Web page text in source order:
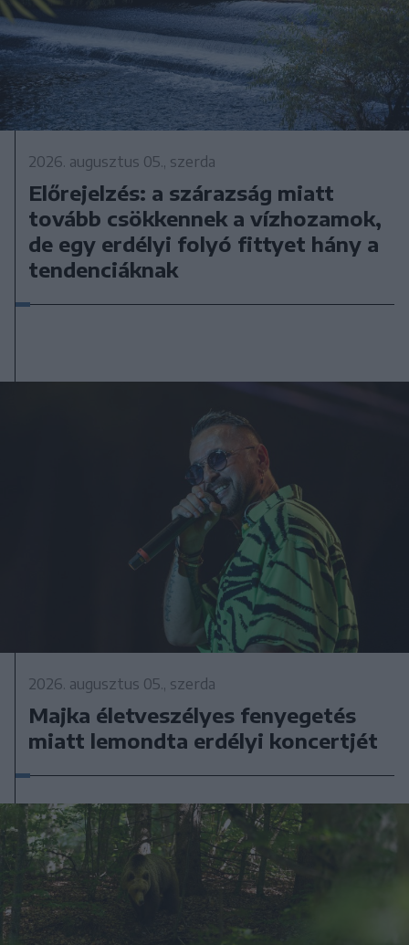
2026. augusztus 05., szerda
Előrejelzés: a szárazság miatt
tovább csökkennek a vízhozamok,
de egy erdélyi folyó fittyet hány a
tendenciáknak
2026. augusztus 05., szerda
Majka életveszélyes fenyegetés
miatt lemondta erdélyi koncertjét